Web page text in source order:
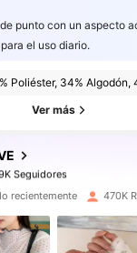
punto con un aspecto
el uso diario.
Poliéster, 34% Algodón,
Ver más
Seguidores
Seguidores
Seguidores
recientemente 470K